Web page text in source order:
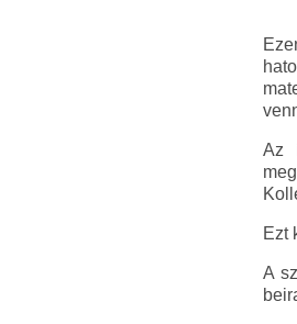
Az
Ezt
A